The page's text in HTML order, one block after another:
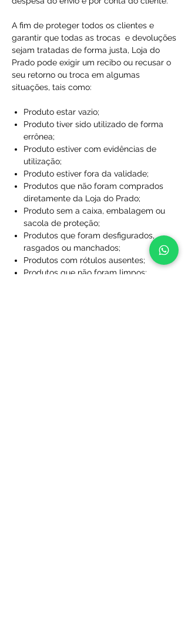
A fim de proteger todos os clientes e
garantir que todas as trocas e devoluções
sejam tratadas de forma justa, Loja do
Prado pode exigir um recibo ou recusar o
seu retorno ou troca em algumas
situações, tais como:
Produto estar vazio;
Produto tiver sido utilizado de forma
errônea;
Produto estiver com evidências de
utilização;
Produto estiver fora da validade;
Produtos que não foram comprados
diretamente da Loja do Prado;
Produto sem a caixa, embalagem ou
sacola de proteção;
Produtos que foram desfigurados,
rasgados ou manchados;
Produtos com rótulos ausentes;
Produtos que não foram limpos;